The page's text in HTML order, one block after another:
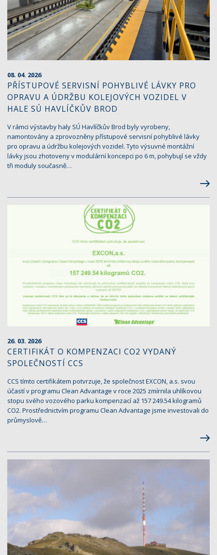
08. 04. 2026
PŘÍSTUPOVÉ SERVISNÍ POHYBLIVÉ LÁVKY PRO
OPRAVU A ÚDRŽBU KOLEJOVÝCH VOZIDEL V
HALE SÚ HAVLÍČKŮV BROD
V rámci výstavby haly SÚ Havlíčkův Brod byly vyrobeny,
namontovány a zprovozněny přístupové servisní pohyblivé lávky
pro opravu a údržbu kolejových vozidel. Tyto výsuvné montážní
lávky jsou zhotoveny v modulární koncepci po 6 m, pohybují se vždy
tři moduly současně…
26. 03. 2026
CERTIFIKÁT O KOMPENZACI CO2 VYDANÝ
SPOLEČNOSTÍ CCS
CCS tímto certifikátem potvrzuje, že společnost EXCON, a.s. svou
účastí v programu Clean Advantage v roce 2025 zmírnila uhlíkovou
stopu svého vozového parku kompenzací až 157 249.54 kilogramů
CO2. Prostřednictvím programu Clean Advantage jsme investovali do
průmyslově…